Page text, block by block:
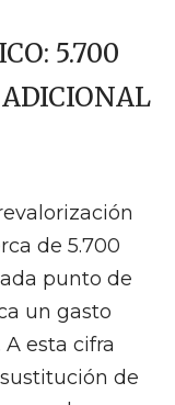
5.700
de 5.700
punto de
un gasto
esta cifra
de